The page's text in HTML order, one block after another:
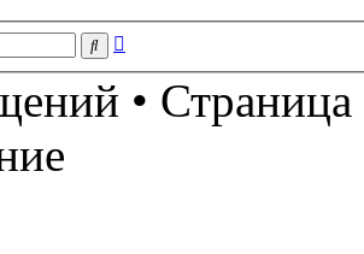
Поиск
• Страница